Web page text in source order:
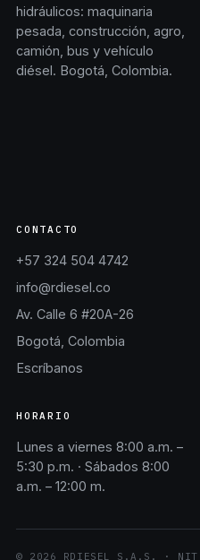
hidráulicos: maquinaria
pesada, construcción, agro,
camión, bus y vehículo
diésel. Bogotá, Colombia.
CONTACTO
+57 324 504 4742
info@rdiesel.co
Av. Calle 6 #20A-26
Bogotá, Colombia
Escríbanos
HORARIO
Lunes a viernes 8:00 a.m. –
5:30 p.m. · Sábados 8:00
a.m. – 12:00 m.
© 2026 RDIESEL S.A.S. · NIT